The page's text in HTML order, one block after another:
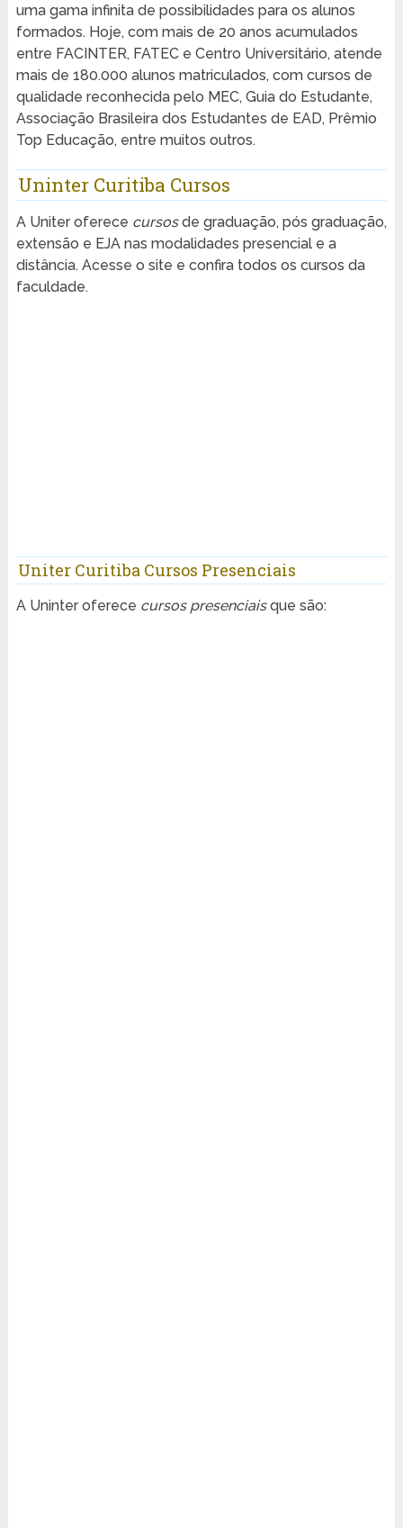
uma gama infinita de possibilidades para os alunos
formados. Hoje, com mais de 20 anos acumulados
entre FACINTER, FATEC e Centro Universitário, atende
mais de 180.000 alunos matriculados, com cursos de
qualidade reconhecida pelo MEC, Guia do Estudante,
Associação Brasileira dos Estudantes de EAD, Prêmio
Top Educação, entre muitos outros.
Uninter Curitiba Cursos
A Uniter oferece cursosde graduação, pós graduação,
extensão e EJA nas modalidades presencial e a
distância. Acesse o site e confira todos os cursos da
faculdade.
Uniter Curitiba Cursos Presenciais
A Uninter oferece cursos presenciaisque são: